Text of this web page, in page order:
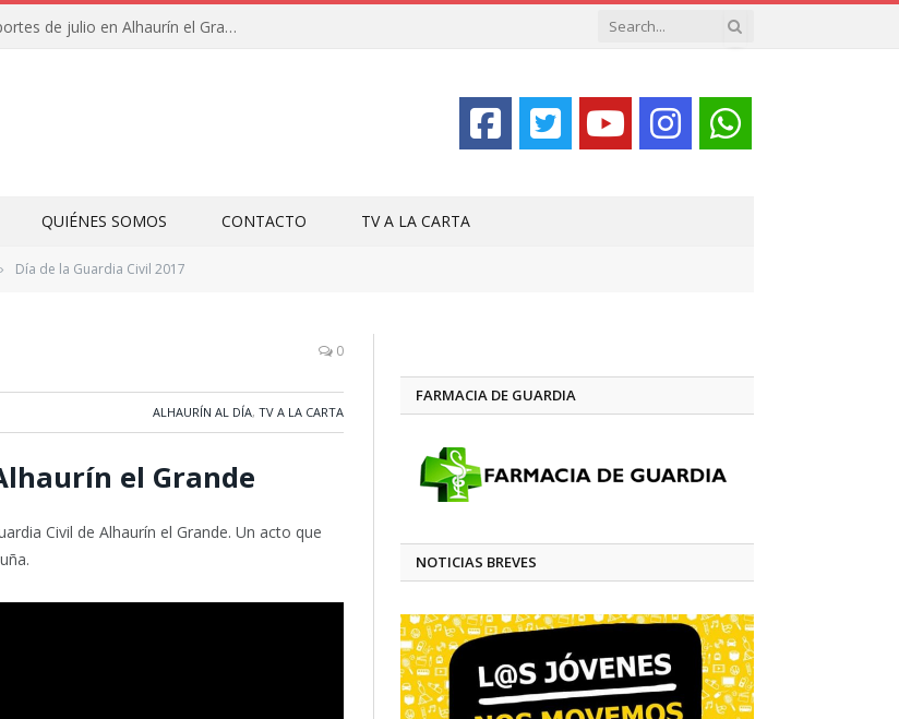
Campamentos de educación y deportes de julio en Alhaurín el Grande y Villa del Guadalhorce
QUIÉNES SOMOS CONTACTO TV A LA CARTA
Día de la Guardia Civil 2017
0
ALHAURÍN AL DÍA, TV A LA CARTA
el Grande
Civil de Alhaurín el Grande. Un acto que
FARMACIA DE GUARDIA
NOTICIAS BREVES